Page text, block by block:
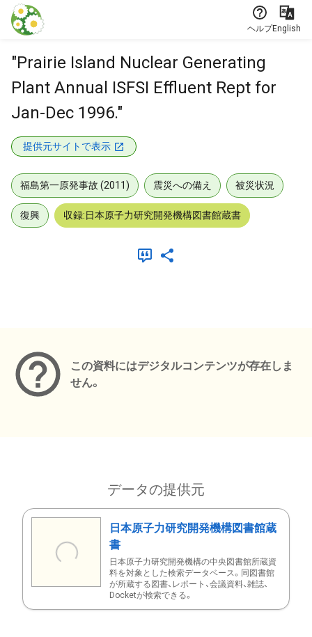
本文に飛ぶ
ヘルプEnglish
"Prairie Island Nuclear Generating
Plant Annual ISFSI Effluent Rept for
Jan-Dec 1996."
提供元サイトで表示
福島第一原発事故 (2011) 震災への備え 被災状況
復興 収録:日本原子力研究開発機構図書館蔵書
この資料にはデジタルコンテンツが存在しま
せん。
データの提供元
日本原子力研究開発機構図書館蔵
書
日本原子力研究開発機構の中央図書館所蔵資
料を対象とした検索データベース。同図書館
が所蔵する図書、レポート、会議資料、雑誌、
Docketが検索できる。